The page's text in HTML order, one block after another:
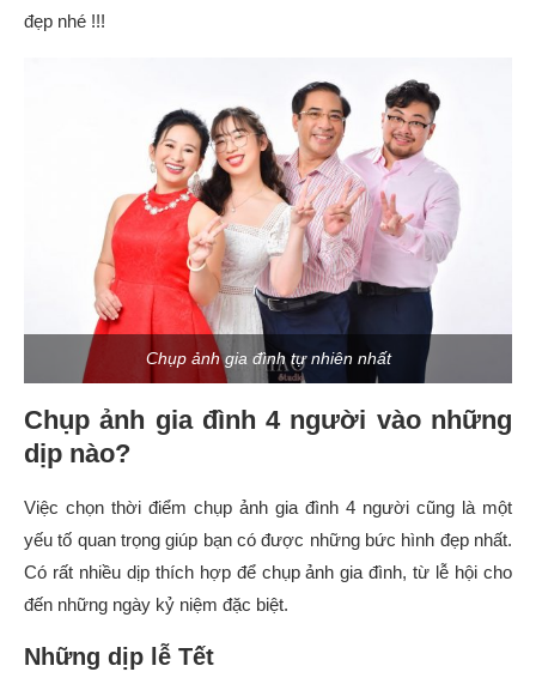
đẹp nhé !!!
Chụp ảnh gia đình tự nhiên nhất
Chụp ảnh gia đình 4 người vào những
dịp nào?
Việc chọn thời điểm chụp ảnh gia đình 4 người cũng là một
yếu tố quan trọng giúp bạn có được những bức hình đẹp nhất.
Có rất nhiều dịp thích hợp để chụp ảnh gia đình, từ lễ hội cho
đến những ngày kỷ niệm đặc biệt.
Những dịp lễ Tết